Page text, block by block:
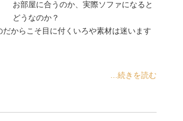
お部屋に合うのか、実際ソファになると
どうなのか？
だからこそ目に付くいろや素材は迷います
...続きを読む